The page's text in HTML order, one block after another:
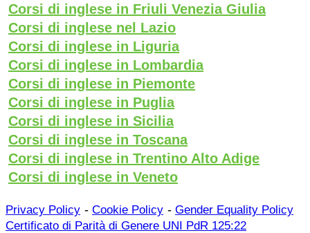
Corsi di inglese in Friuli Venezia Giulia
Corsi di inglese nel Lazio
Corsi di inglese in Liguria
Corsi di inglese in Lombardia
Corsi di inglese in Piemonte
Corsi di inglese in Puglia
Corsi di inglese in Sicilia
Corsi di inglese in Toscana
Corsi di inglese in Trentino Alto Adige
Corsi di inglese in Veneto
Privacy Policy - Cookie Policy - Gender Equality Policy
Certificato di Parità di Genere UNI PdR 125:22